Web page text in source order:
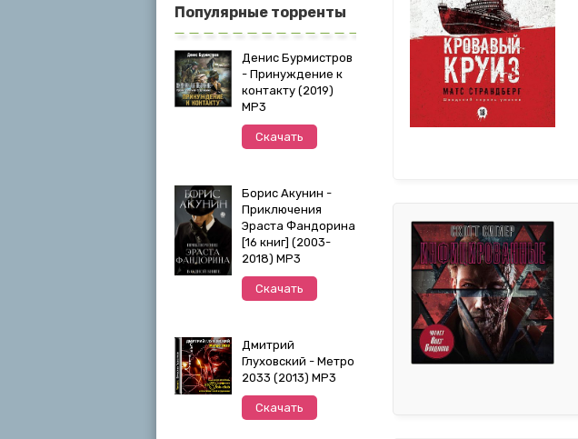
Популярные торренты
Денис Бурмистров
- Принуждение к
контакту (2019)
MP3
Скачать
Борис Акунин -
Приключения
Эраста Фандорина
[16 книг] (2003-
2018) МР3
Скачать
Дмитрий
Глуховский - Метро
2033 (2013) MP3
Скачать